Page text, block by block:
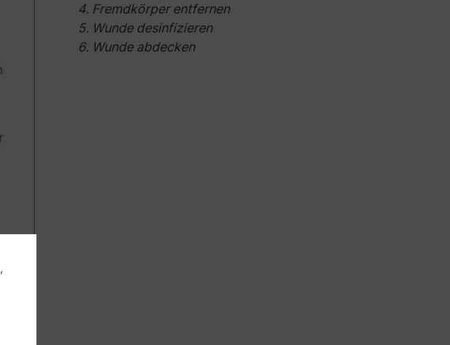
Fremdkörper entfernen
Wunde desinfizieren
Wunde abdecken